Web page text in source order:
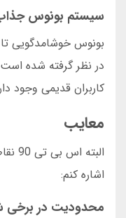
سیستم بونوس
در نظر گرفته شده
کاربران قدیمی وجود
معایب
اشاره کنم:
محدودیت در برخی